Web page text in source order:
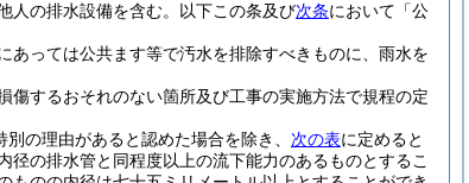
人の排水設備を含む。以下この条及び次条において「公
っては公共ます等で汚水を排除すべきものに、雨水を
するおそれのない箇所及び工事の実施方法で規程の定
別の理由があると認めた場合を除き、 次の表に定めると
径の排水管と同程度以上の流下能力のあるものとするこ